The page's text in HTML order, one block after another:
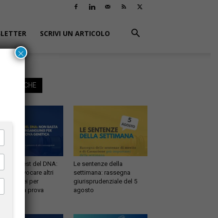
SCRIVI UN ARTICOLO
ANCHE
e test del DNA:
basta evocare altri
per
la prova
Le sentenze della
settimana: rassegna
giurisprudenziale del 5
agosto
×